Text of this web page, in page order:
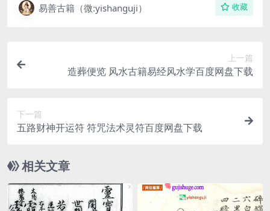
易善古籍（微:yishanguji） 收藏
上一篇
造葬便览 风水古籍易经风水学百度网盘下载
下一篇
五路财神开运符 符咒法术灵符百度网盘下载
相关文章